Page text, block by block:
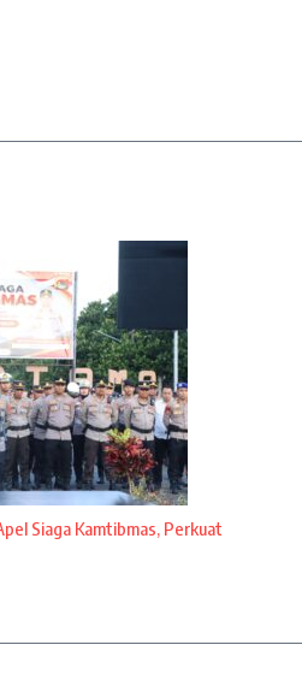
Siaga Kamtibmas, Perkuat